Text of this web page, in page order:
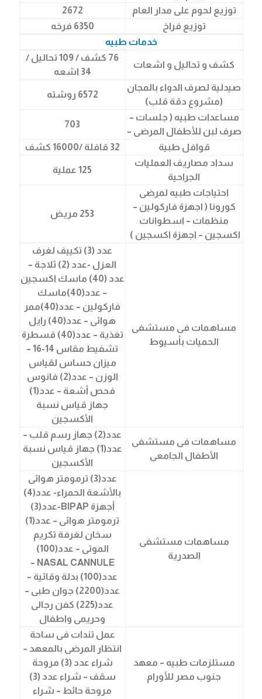
توزيع لحوم على مدار العام
2672
توزيع فراخ
6350 فرخه
خدمات طبيه
كشف و تحاليل و اشعات
76 كشف / 109 تحاليل /
34 اشعه
صيدلية لصرف الدواء بالمجان
(مشروع دقة قلب)
6572 روشته
مساعدات طبيه ( جلسات –
صرف لبن للأطفال المرضى –
703
قوافل طبية
32 قافلة /16000 كشف
سداد مصاريف العمليات
الجراحية
125 عملية
احتياجات طبيه لمرضى
كورونا ( اجهزة فاركولين –
منظمات – اسطوانات
اكسجين – اجهزة اكسجين )
253 مريض
مساهمات فى مستشفى
الحميات بأسيوط
عدد (3) تكييف لغرف
العزل -عدد (2) ثلاجة –
عدد (40) ماسك اكسجين
– عدد(40)ماسك
فاركولين – عدد(40)ممر
هوائى – عدد(40) رايل
تغذية – عدد(40) قسطرة
تشفيط مقاس 14-16 –
ميزان حساس لقياس
الوزن – عدد(2) فانوس
فحص أشعة – عدد(1)
جهاز قياس نسبة
الأكسجين
مساهمات فى مستشفى
الأطفال الجامعى
عدد(2) جهاز رسم قلب –
عدد(1) جهاز قياس نسبة
الأكسجين
مساهمات مستشفى
الصدرية
عدد(3) ترمومتر هوائى
بالأشعة الحمراء- عدد(4)
أجهزة BIPAP
-عدد(3)
ترمومتر هوائى – عدد(1)
سخان لغرفة تكريم
الموتى – عدد(100)
NASAL CANNULE
–
عدد(100) بدلة وقائية –
عدد(2200) جوان طبى –
عدد(225) كفن رجالى
وحريمى واطفال
مستلزمات طبيه – معهد
جنوب مصر للأورام
عمل تندات فى ساحة
انتظار المرضى بالمعهد –
شراء عدد (3) مروحة
سقف – شراء عدد (3)
مروحة حائط – شراء